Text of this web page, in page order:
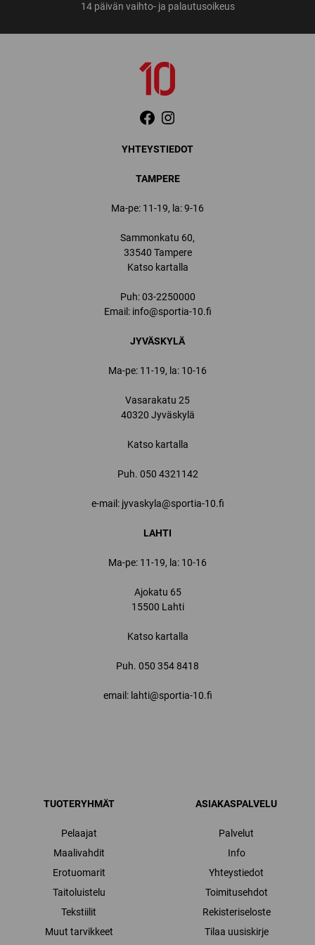
14 päivän vaihto- ja palautusoikeus
YHTEYSTIEDOT
TAMPERE
Ma-pe: 11-19, la: 9-16
Sammonkatu 60,
33540 Tampere
Katso kartalla
Puh:03-2250000
Email: info@sportia-10.fi
JYVÄSKYLÄ
Ma-pe: 11-19, la: 10-16
Vasarakatu 25
40320 Jyväskylä
Katso kartalla
Puh. 050 4321142
e-mail: jyvaskyla@sportia-10.fi
LAHTI
Ma-pe: 11-19, la: 10-16
Ajokatu 65
15500 Lahti
Katso kartalla
Puh. 050 354 8418
email: lahti@sportia-10.fi
TUOTERYHMÄT
Pelaajat
Maalivahdit
Erotuomarit
Taitoluistelu
Tekstiilit
Muut tarvikkeet
ASIAKASPALVELU
Palvelut
Info
Yhteystiedot
Toimitusehdot
Rekisteriseloste
Tilaa uusiskirje